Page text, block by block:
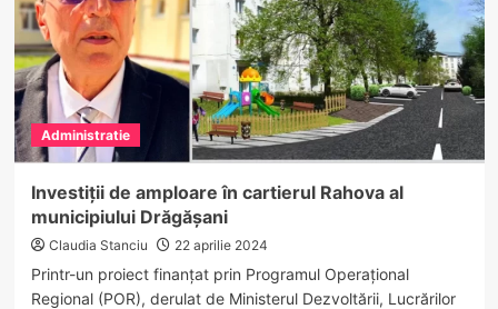
Vaideeni,
crucială
pentru
propulsarea
localității
într-
o
nouă
de
dezvoltare
Administratie
Investiții de amploare în cartierul Rahova al
municipiului Drăgășani
Claudia Stanciu 22 aprilie 2024
Printr-un proiect finanțat prin Programul Operațional
Regional (POR), derulat de Ministerul Dezvoltării, Lucrărilor